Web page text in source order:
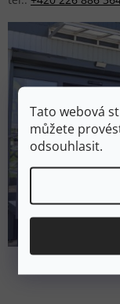
Tato webová
můžete
odsouhlasit.